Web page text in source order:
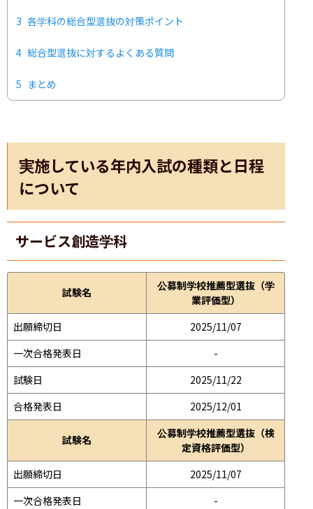
3 各学科の総合型選抜の対策ポイント
4 総合型選抜に対するよくある質問
5 まとめ
実施している年内入試の種類と日程
について
サービス創造学科
試験名
公募制学校推薦型選抜（学
業評価型）
出願締切日
2025/11/07
一次合格発表日
-
試験日
2025/11/22
合格発表日
2025/12/01
試験名
公募制学校推薦型選抜（検
定資格評価型）
出願締切日
2025/11/07
一次合格発表日
-